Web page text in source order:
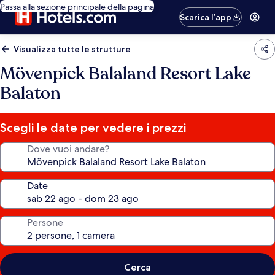
Passa alla sezione principale della pagina
Scarica l’app
Visualizza tutte le strutture
Mövenpick Balaland Resort Lake
Balaton
Scegli le date per vedere i prezzi
Dove vuoi andare?
Date
Persone
Cerca